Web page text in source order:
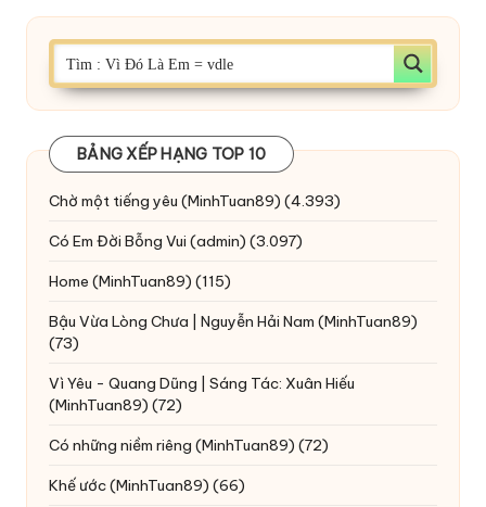
bài
viết
BẢNG XẾP HẠNG TOP 10
Chờ một tiếng yêu (MinhTuan89) (4.393)
Có Em Đời Bỗng Vui (admin) (3.097)
Home (MinhTuan89) (115)
Bậu Vừa Lòng Chưa | Nguyễn Hải Nam (MinhTuan89)
(73)
Vì Yêu - Quang Dũng | Sáng Tác: Xuân Hiếu
(MinhTuan89) (72)
Có những niềm riêng (MinhTuan89) (72)
Khế ước(MinhTuan89) (66)